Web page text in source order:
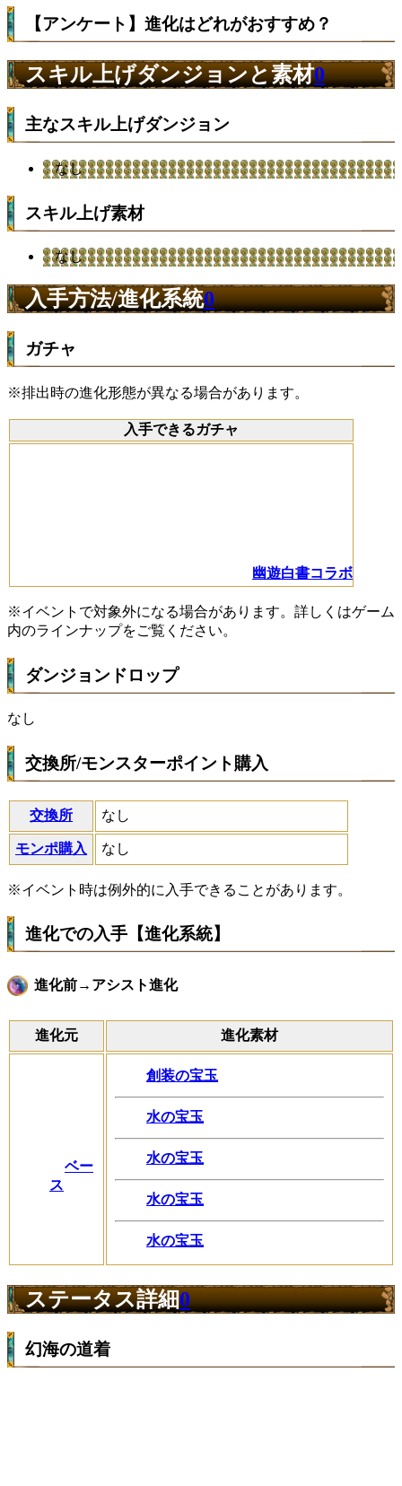
【アンケート】進化はどれがおすすめ？
スキル上げダンジョンと素材0
主なスキル上げダンジョン
なし
スキル上げ素材
なし
入手方法/進化系統0
ガチャ
※排出時の進化形態が異なる場合があります。
入手できるガチャ
幽遊白書コラボ
※イベントで対象外になる場合があります。詳しくはゲーム
内のラインナップをご覧ください。
ダンジョンドロップ
なし
交換所/モンスターポイント購入
交換所 なし
モンポ購入 なし
※イベント時は例外的に入手できることがあります。
進化での入手【進化系統】
進化前→アシスト進化
進化元 進化素材
ベー
ス
創装の宝玉
水の宝玉
水の宝玉
水の宝玉
水の宝玉
ステータス詳細0
幻海の道着